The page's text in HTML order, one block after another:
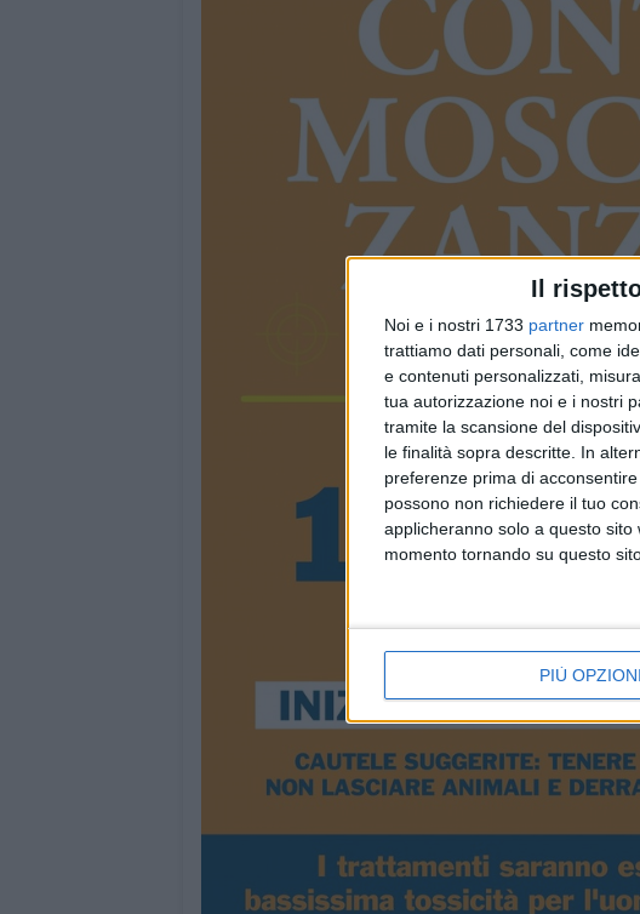
Il
Noi e i nostri 1733 partner
trattiamo dati personali, come
e contenuti personalizzati,
tua autorizzazione noi e i nostri
tramite la scansione del
le finalità sopra descritte. In
preferenze prima di
possono non richiedere il tuo
applicheranno solo a questo
momento tornando su questo
PIÙ OPZIONI